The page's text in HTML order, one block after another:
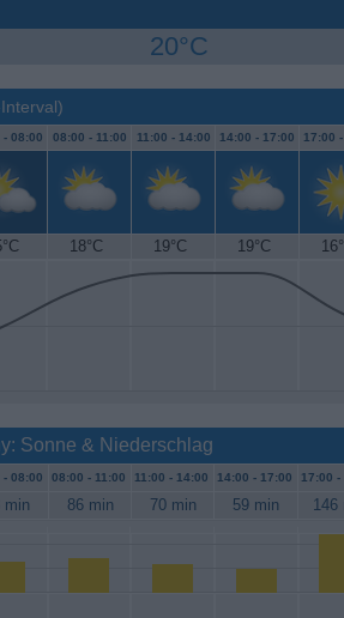
20°C
- 08:00 08:00 - 11:00 11:00 - 14:00 14:00 - 17:00 17:00
18°C 19°C 19°C
Sonne & Niederschlag
- 08:00 08:00 - 11:00 11:00 - 14:00 14:00 - 17:00 17:00 -
min 86 min 70 min 59 min 146